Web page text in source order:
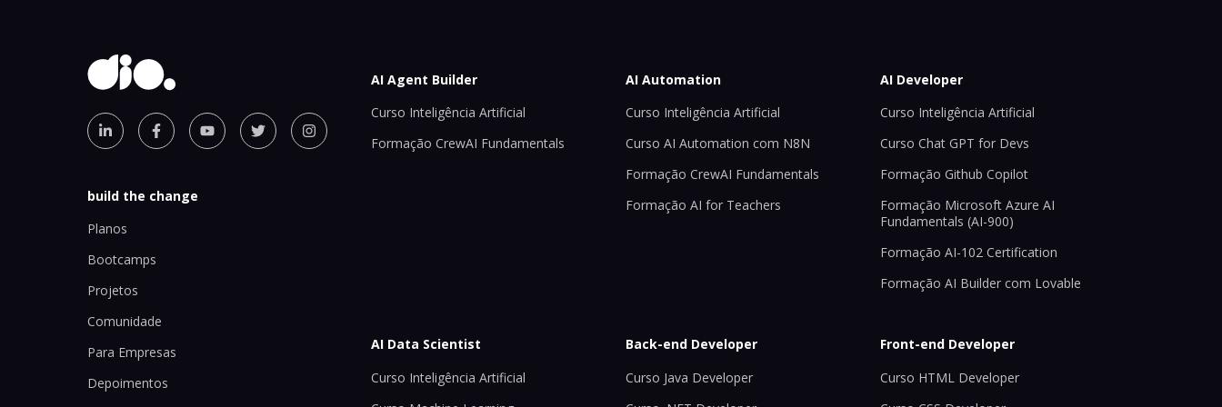
build the change
Planos
Bootcamps
Projetos
Comunidade
Para Empresas
Depoimentos
AI Agent Builder
Curso Inteligência Artificial
Formação CrewAI Fundamentals
AI Automation
Curso Inteligência Artificial
Curso AI Automation com N8N
Formação CrewAI Fundamentals
Formação AI for Teachers
AI Developer
Curso Inteligência Artificial
Curso Chat GPT for Devs
Formação Github Copilot
Formação Microsoft Azure AI
Fundamentals (AI-900)
Formação AI-102 Certification
Formação AI Builder com Lovable
AI Data Scientist
Curso Inteligência Artificial
Back-end Developer
Curso Java Developer
Front-end Developer
Curso HTML Developer